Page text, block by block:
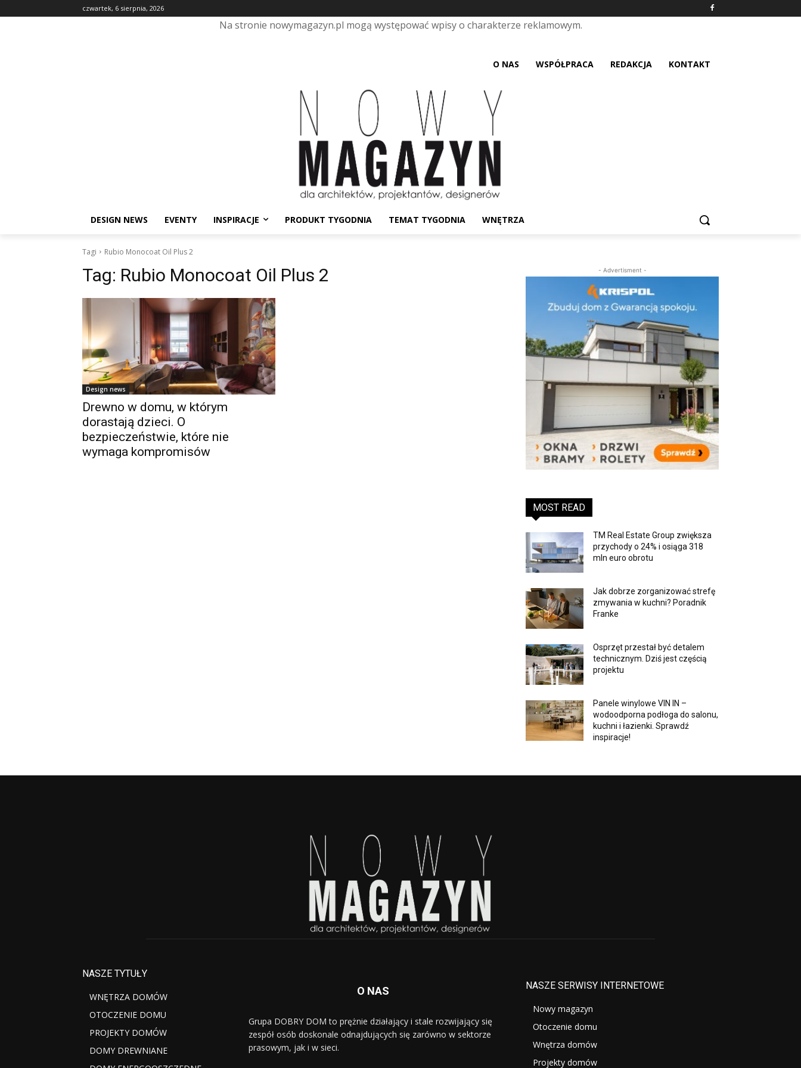
czwartek, 6 sierpnia, 2026
Na stronie nowymagazyn.pl mogą występować wpisy o charakterze reklamowym.
O NAS WSPÓŁPRACA REDAKCJA KONTAKT
DESIGN NEWS EVENTY INSPIRACJE PRODUKT TYGODNIA TEMAT TYGODNIA WNĘTRZA
Tagi Rubio Monocoat Oil Plus 2
Tag: Rubio Monocoat Oil Plus 2
Design news
Drewno w domu, w którym
dorastają dzieci. O
bezpieczeństwie, które nie
wymaga kompromisów
- Advertisment -
MOST READ
TM Real Estate Group zwiększa
przychody o 24% i osiąga 318
mln euro obrotu
Jak dobrze zorganizować strefę
zmywania w kuchni? Poradnik
Franke
Osprzęt przestał być detalem
technicznym. Dziś jest częścią
projektu
Panele winylowe VIN IN –
wodoodporna podłoga do salonu,
kuchni i łazienki. Sprawdź
inspiracje!
NASZE TYTUŁY
WNĘTRZA DOMÓW
OTOCZENIE DOMU
PROJEKTY DOMÓW
DOMY DREWNIANE
O NAS
Grupa DOBRY DOM to prężnie działający i stale rozwijający się
zespół osób doskonale odnajdujących się zarówno w sektorze
prasowym, jak i w sieci.
NASZE SERWISY INTERNETOWE
Nowy magazyn
Otoczenie domu
Wnętrza domów
Projekty domów